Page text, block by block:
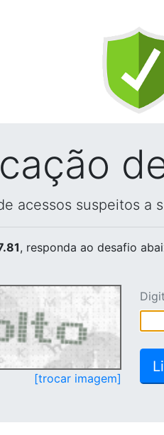
acessos suspeitos a
, responda ao desafio
[trocar imagem]